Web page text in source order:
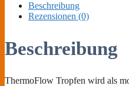
Beschreibung
Rezensionen (0)
Beschreibung
ThermoFlow Tropfen wird als